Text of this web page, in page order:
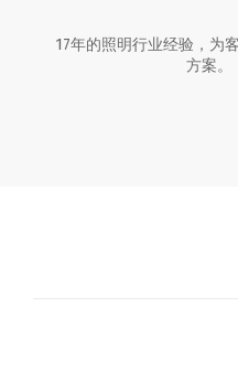
17年的照明行业经验，为
方案。